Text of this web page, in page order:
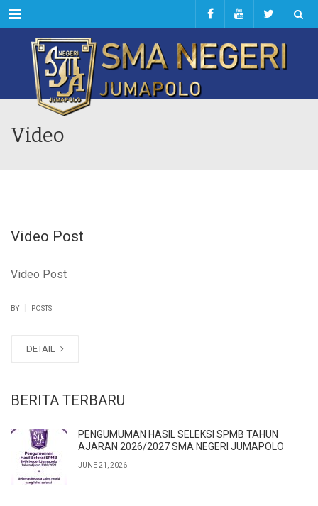
Menu
Video
Video Post
Video Post
BY POSTS
DETAIL
BERITA TERBARU
PENGUMUMAN HASIL SELEKSI SPMB TAHUN
AJARAN 2026/2027 SMA NEGERI JUMAPOLO
JUNE 21, 2026